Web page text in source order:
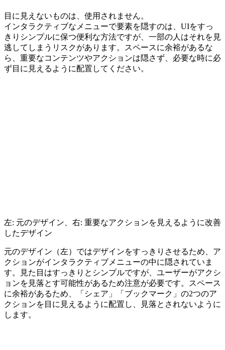
目に見えないものは、使用されません。
インタラクティブなメニューで要素を隠すのは、UIをすっ
きりシンプルに保つ便利な方法ですが、一部の人はそれを見
逃してしまうリスクがあります。スペースに余裕があるな
ら、 重要なコンテンツやアクションは隠さず、必要な時に必
ず目に見えるように配置してください。
左: 元のデザイン、右: 重要なアクションを見えるように改善
したデザイン
元のデザイン（左）ではデザインをすっきりさせるため、ア
クションがインタラクティブメニューの中に隠されていま
す。見た目はすっきりとシンプルですが、ユーザーがアクシ
ョンを見落とす可能性があるため注意が必要です。スペース
に余裕があるため、「シェア」「ブックマーク」の2つのア
クションを目に見えるように配置し、見落とされないように
します。